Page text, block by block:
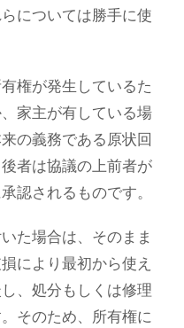
については勝手に使
権が発生しているた
家主が有している場
の義務である原状回
者は協議の上前者が
認されるものです。
た場合は、そのまま
により最初から使え
、処分もしくは修理
そのため、所有権に